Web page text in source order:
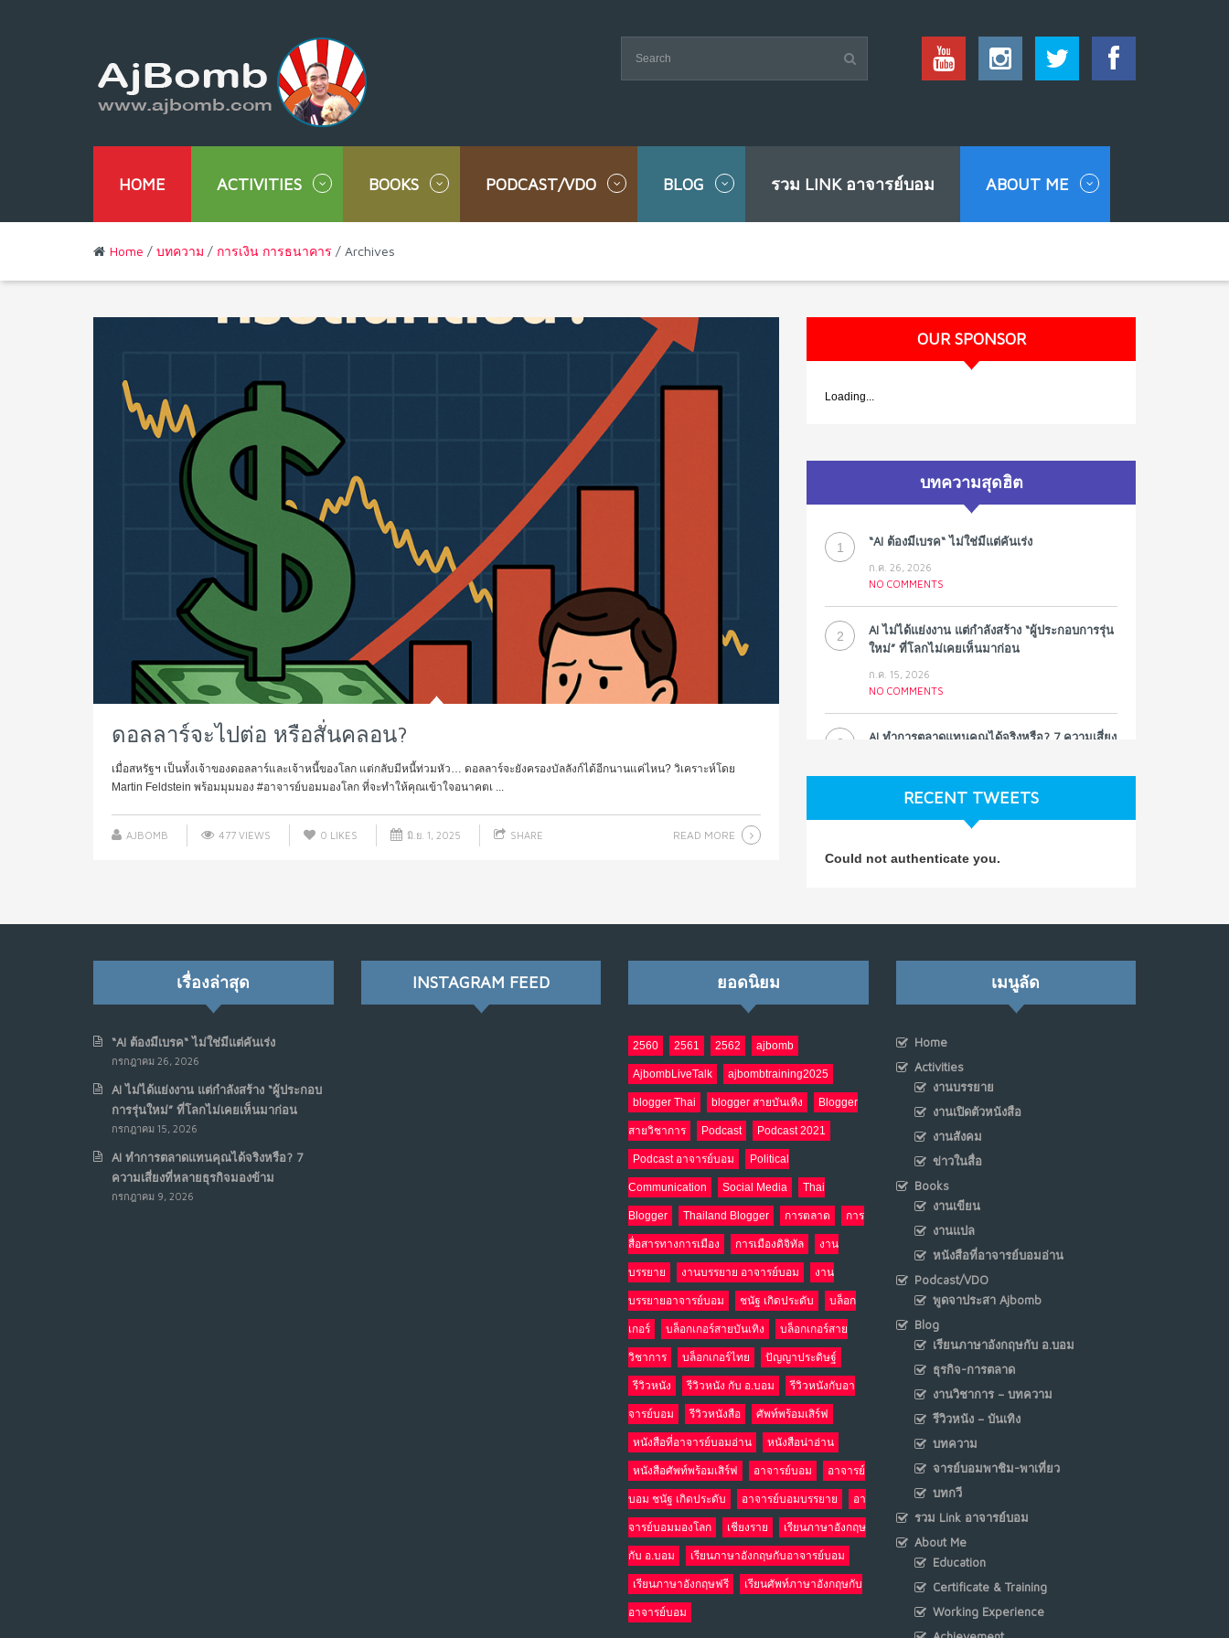
HOME ACTIVITIES BOOKS PODCAST/VDO BLOG รวม LINK อาจารย์บอม ABOUT ME
Home / บทความ / การเงิน การธนาคาร / Archives
ดอลลาร์จะไปต่อ หรือสั่นคลอน?
เมื่อสหรัฐฯ เป็นทั้งเจ้าของดอลลาร์และเจ้าหนี้ของโลก แต่กลับมีหนี้ท่วมหัว… ดอลลาร์จะยังครองบัลลังก์ได้อีกนานแค่ไหน? วิเคราะห์โดย
Martin Feldstein พร้อมมุมมอง #อาจารย์บอมมองโลก ที่จะทำให้คุณเข้าใจอนาคตเ ...
AJBOMB 477 VIEWS 0 LIKES มิ.ย. 1, 2025 SHARE READ MORE
OUR SPONSOR
Loading...
บทความสุดฮิต
1 “AI ต้องมีเบรค“ ไม่ใช่มีแต่คันเร่ง
ก.ค. 26, 2026
NO COMMENTS
2
AI ไม่ได้แย่งงาน แต่กำลังสร้าง “ผู้ประกอบการรุ่น
ใหม่” ที่โลกไม่เคยเห็นมาก่อน
ก.ค. 15, 2026
NO COMMENTS
3
AI ทำการตลาดแทนคุณได้จริงหรือ? 7 ความเสี่ยง
NO COMMENTS
จาก Dan Koe ในแบบอาจารย์บอม
ประท้วงดิจิทัล” ครั้งใหม่ในฟิลิปปินส์
เมื่อเจ้าของร้านเล็กๆ กลายเป็น “ครีเอเตอร์”
NO COMMENTS
เมื่อรัฐบาลเริ่มคิดแบบแพลตฟอร์ม : AI กำลัง
เปลี่ยนรัฐราชการไปตลอดกาล
พ.ค. 28, 2026
NO COMMENTS
เมื่อโลกออนไลน์ กลายเป็น“ศาลเตี้ย”
พ.ค. 4, 2026
9
NO COMMENTS
10 อินโดนีเซีย กับเกมอำนาจที่มองไม่เห็น
เม.ย. 19, 2026
NO COMMENTS
RECENT TWEETS
Could not authenticate you.
เรื่องล่าสุด
“AI ต้องมีเบรค“ ไม่ใช่มีแต่คันเร่ง
กรกฎาคม 26, 2026
AI ไม่ได้แย่งงาน แต่กำลังสร้าง “ผู้ประกอบ
การรุ่นใหม่” ที่โลกไม่เคยเห็นมาก่อน
กรกฎาคม 15, 2026
AI ทำการตลาดแทนคุณได้จริงหรือ? 7
ความเสี่ยงที่หลายธุรกิจมองข้าม
กรกฎาคม 9, 2026
INSTAGRAM FEED ยอดนิยม
2560 2561 2562 ajbomb
AjbombLiveTalk ajbombtraining2025
blogger Thai blogger สายบันเทิง Blogger
สายวิชาการ Podcast Podcast 2021
Podcast อาจารย์บอม Political
Communication Social Media Thai
Blogger Thailand Blogger การตลาด การ
สื่อสารทางการเมือง การเมืองดิจิทัล งาน
บรรยาย งานบรรยาย อาจารย์บอม งาน
บรรยายอาจารย์บอม ชนัฐ เกิดประดับ บล็อก
เกอร์ บล็อกเกอร์สายบันเทิง บล็อกเกอร์สาย
วิชาการ บล็อกเกอร์ไทย ปัญญาประดิษฐ์
รีวิวหนัง รีวิวหนัง กับ อ.บอม รีวิวหนังกับอา
จารย์บอม รีวิวหนังสือ ศัพท์พร้อมเสิร์ฟ
หนังสือที่อาจารย์บอมอ่าน หนังสือน่าอ่าน
หนังสือศัพท์พร้อมเสิร์ฟ อาจารย์บอม อาจารย์
บอม ชนัฐ เกิดประดับ อาจารย์บอมบรรยาย อา
จารย์บอมมองโลก เชียงราย เรียนภาษาอังกฤษ
กับ อ.บอม เรียนภาษาอังกฤษกับอาจารย์บอม
เรียนภาษาอังกฤษฟรี เรียนศัพท์ภาษาอังกฤษกับ
อาจารย์บอม
เมนูลัด
Home
Activities
งานบรรยาย
งานเปิดตัวหนังสือ
งานสังคม
ข่าวในสื่อ
Books
งานเขียน
งานแปล
หนังสือที่อาจารย์บอมอ่าน
Podcast/VDO
พูดจาประสา Ajbomb
Blog
เรียนภาษาอังกฤษกับ อ.บอม
ธุรกิจ-การตลาด
งานวิชาการ – บทความ
รีวิวหนัง – บันเทิง
บทความ
จารย์บอมพาชิม-พาเที่ยว
บทกวี
รวม Link อาจารย์บอม
About Me
Education
Certificate & Training
Working Experience